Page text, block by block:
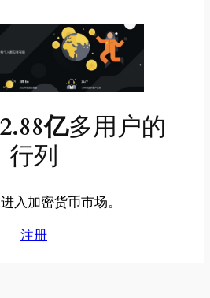
亿多用户的
行列
入加密货币市场。
注册